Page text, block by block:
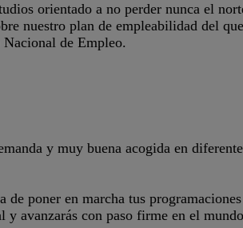
orientado a no perder nunca el
nuestro plan de empleabilidad del
de Empleo.
y muy buena acogida en
poner en marcha tus
y avanzarás con paso firme en el